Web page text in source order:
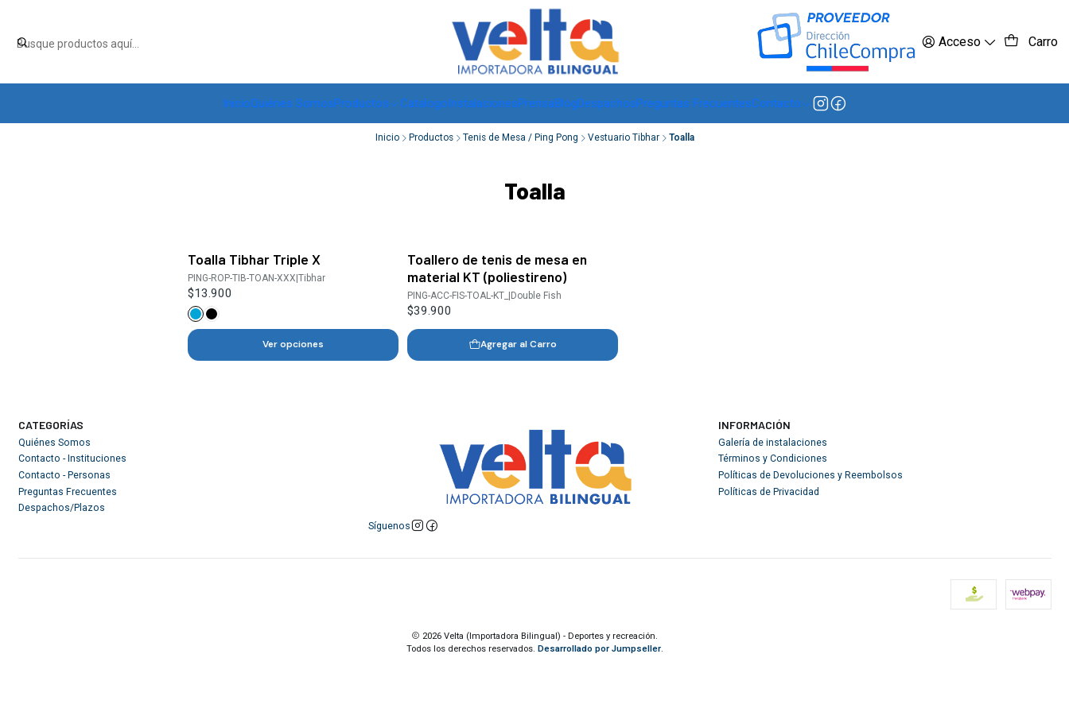
Acceso Carro
InicioQuiénes SomosProductos CatalogoInstalacionesPrensaBlogDespachosPreguntas FrecuentesContacto
Envíos a todo Chile, RM de 1 a 3 días hábiles, regiones -
Inicio Productos Tenis de Mesa / Ping Pong Vestuario Tibhar Toalla
Toalla
Toalla Tibhar Triple X
PING-ROP-TIB-TOAN-XXX Tibhar
$13.900
Ver opciones
Toallero de tenis de mesa en
material KT (poliestireno)
PING-ACC-FIS-TOAL-KT_ Double Fish
$39.900
Agregar al Carro
CATEGORÍAS
Quiénes Somos
Contacto - Instituciones
Contacto - Personas
Preguntas Frecuentes
Despachos/Plazos
Síguenos
INFORMACIÓN
Galería de instalaciones
Términos y Condiciones
Políticas de Devoluciones y Reembolsos
Políticas de Privacidad
2026 Velta (Importadora Bilingual) - Deportes y recreación.
Todos los derechos reservados. Desarrollado por Jumpseller.